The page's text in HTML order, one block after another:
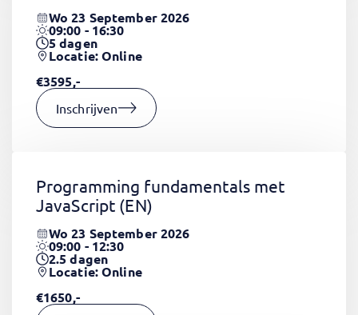
Wo 23 September 2026
09:00 - 16:30
5dagen
Locatie: Online
€3595,-
Inschrijven
Programming fundamentals met
JavaScript (EN)
Wo 23 September 2026
09:00 - 12:30
2.5dagen
Locatie: Online
€1650,-